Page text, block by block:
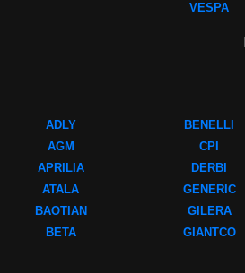
VESPA
ADLY
AGM
APRILIA
ATALA
BAOTIAN
BETA
BENELLI
CPI
DERBI
GENERIC
GILERA
GIANTCO